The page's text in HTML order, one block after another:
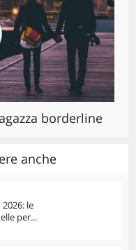
borderline
anche
le
per...